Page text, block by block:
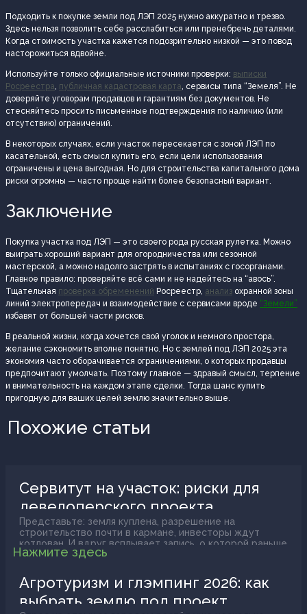
Подходить к покупке земли под ЛЭП 2025 нужно аккуратно и трезво.
Здесь нельзя позволить себе расслабиться или пренебречь деталями.
Когда стоимость участка кажется подозрительно низкой — это повод
насторожиться вдвойне.
Используйте только официальные источники проверки: выписки
Росреестра, публичная кадастровая карта, сервисы типа “Земеля”. Не
доверяйте уговорам продавцов и гарантиям без документов. Не
стесняйтесь просить письменные подтверждения по наличию (или
отсутствию) ограничений.
В некоторых случаях, если участок пересекается с зоной ЛЭП по
касательной, есть смысл купить его, если цели использования
ограничены и цена выгодная. Но для строительства капитального дома
риски огромны — часто проще найти более безопасный вариант.
Заключение
Покупка участка под ЛЭП — это своего рода русская рулетка. Можно
выиграть хороший вариант для огородничества или сезонной
мастерской, а можно надолго застрять в испытаниях с госорганами.
Главное правило: проверяйте всё сами и не надейтесь на “авось”.
Тщательная проверка обременений Росреестр, анализ охранной зоны
линий электропередач и взаимодействие с сервисами вроде “Земели”
избавят от большей части рисков.
В реальной жизни, когда хочется свой уголок и немного простора,
желание сэкономить вполне понятно. Но с землей под ЛЭП 2025 эта
экономия часто оборачивается ограничениями, о которых продавцы
предпочитают умолчать. Поэтому главное — здравый смысл, терпение
и внимательность на каждом этапе сделки. Тогда шанс купить
пригодную для ваших целей землю значительно выше.
Похожие статьи
Сервитут на участок: риски для
девелоперского проекта
Представьте: земля куплена, разрешение на
строительство почти в кармане, инвесторы ждут
котлован. И вдруг всплывает запись, о которой раньше
никто не думал. Через ваш участок проходит труба
полоса, где проезжает техника коммунальщиков. Это и
есть сервитут. Штука, которая способна замедлить
проект, урезать пятно застройки или вообще
Нажмите здесь
Агротуризм и глэмпинг 2026: как
выбрать землю под проект